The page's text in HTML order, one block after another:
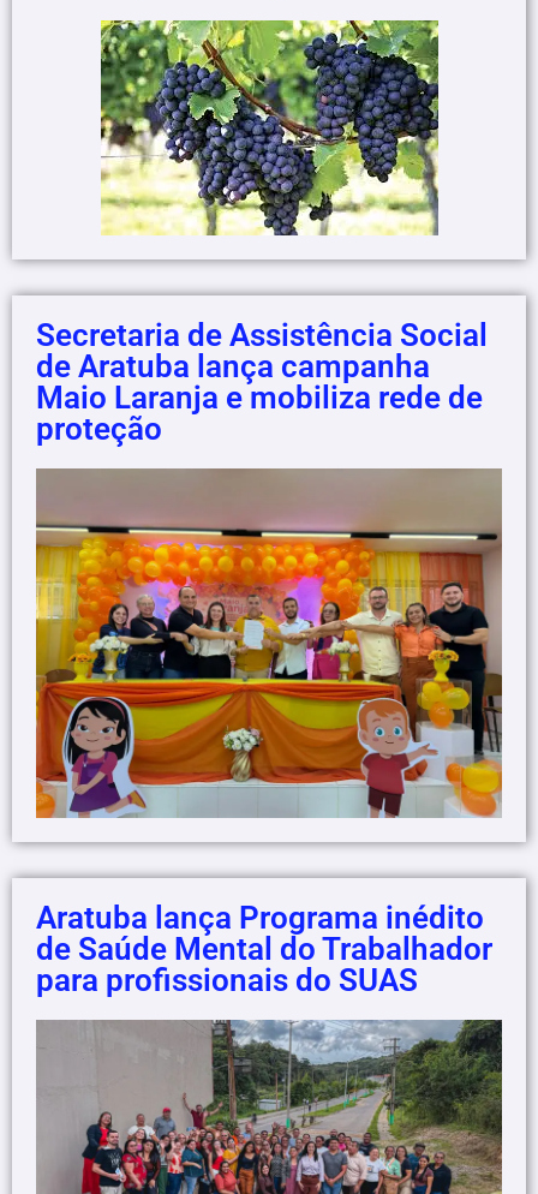
Secretaria de Assistência Social
de Aratuba lança campanha
Maio Laranja e mobiliza rede de
proteção
Aratuba lança Programa inédito
de Saúde Mental do Trabalhador
para profissionais do SUAS